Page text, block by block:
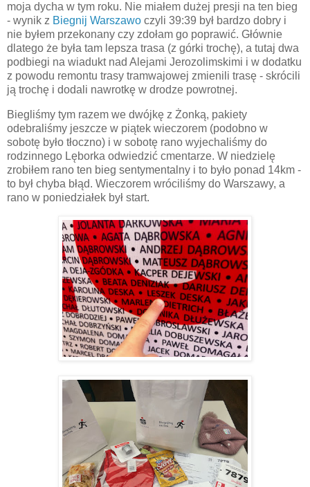
moja dycha w tym roku. Nie miałem dużej presji na ten bieg
- wynik z Biegnij Warszawo czyli 39:39 był bardzo dobry i
nie byłem przekonany czy zdołam go poprawić. Głównie
dlatego że była tam lepsza trasa (z górki trochę), a tutaj dwa
podbiegi na wiadukt nad Alejami Jerozolimskimi i w dodatku
z powodu remontu trasy tramwajowej zmienili trasę - skrócili
ją trochę i dodali nawrotkę w drodze powrotnej.
Biegliśmy tym razem we dwójkę z Żonką, pakiety
odebraliśmy jeszcze w piątek wieczorem (podobno w
sobotę było tłoczno) i w sobotę rano wyjechaliśmy do
rodzinnego Lęborka odwiedzić cmentarze. W niedzielę
zrobiłem rano ten bieg sentymentalny i to było ponad 14km -
to był chyba błąd. Wieczorem wróciliśmy do Warszawy, a
rano w poniedziałek był start.